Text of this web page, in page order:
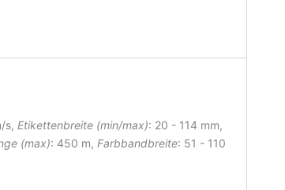
s, Etikettenbreite (min/max): 20 - 114 mm,
(max): 450 m, Farbbandbreite: 51 - 110